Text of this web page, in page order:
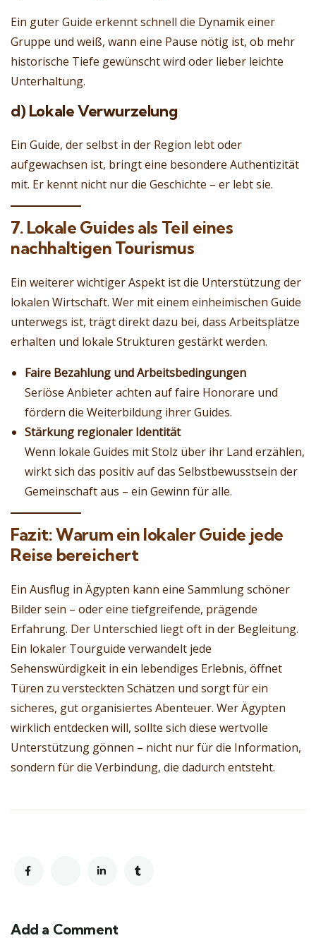
Ein guter Guide erkennt schnell die Dynamik einer
Gruppe und weiß, wann eine Pause nötig ist, ob mehr
historische Tiefe gewünscht wird oder lieber leichte
Unterhaltung.
d) Lokale Verwurzelung
Ein Guide, der selbst in der Region lebt oder
aufgewachsen ist, bringt eine besondere Authentizität
mit. Er kennt nicht nur die Geschichte – er lebt sie.
7. Lokale Guides als Teil eines
nachhaltigen Tourismus
Ein weiterer wichtiger Aspekt ist die Unterstützung der
lokalen Wirtschaft. Wer mit einem einheimischen Guide
unterwegs ist, trägt direkt dazu bei, dass Arbeitsplätze
erhalten und lokale Strukturen gestärkt werden.
Faire Bezahlung und Arbeitsbedingungen
Seriöse Anbieter achten auf faire Honorare und
fördern die Weiterbildung ihrer Guides.
Stärkung regionaler Identität
Wenn lokale Guides mit Stolz über ihr Land erzählen,
wirkt sich das positiv auf das Selbstbewusstsein der
Gemeinschaft aus – ein Gewinn für alle.
Fazit: Warum ein lokaler Guide jede
Reise bereichert
Ein Ausflug in Ägypten kann eine Sammlung schöner
Bilder sein – oder eine tiefgreifende, prägende
Erfahrung. Der Unterschied liegt oft in der Begleitung.
Ein lokaler Tourguide verwandelt jede
Sehenswürdigkeit in ein lebendiges Erlebnis, öffnet
Türen zu versteckten Schätzen und sorgt für ein
sicheres, gut organisiertes Abenteuer. Wer Ägypten
wirklich entdecken will, sollte sich diese wertvolle
Unterstützung gönnen – nicht nur für die Information,
sondern für die Verbindung, die dadurch entsteht.
Add a Comment